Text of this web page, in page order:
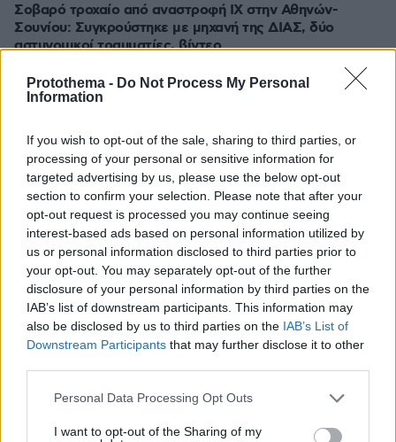
Protothema - Do Not Process My Personal
Information
If you wish to opt-out of the sale, sharing to third parties, or
processing of your personal or sensitive information for
targeted advertising by us, please use the below opt-out
section to confirm your selection. Please note that after your
opt-out request is processed you may continue seeing
interest-based ads based on personal information utilized by
us or personal information disclosed to third parties prior to
your opt-out. You may separately opt-out of the further
disclosure of your personal information by third parties on the
IAB’s list of downstream participants. This information may
also be disclosed by us to third parties on the IAB’s List of
Downstream Participants that may further disclose it to other
Please note that this website/app uses one or more Google
not limited to your visit or usage behaviour. You may click to
Personal Data Processing Opt Outs
I want to opt-out of the Sharing of my
Σοβαρό τροχαίο από αναστροφή ΙΧ στην Αθηνών-
Σουνίου: Συγκρούστηκε με μηχανή της ΔΙΑΣ, δύο
αστυνομικοί τραυματίες, βίντεο
Βοκαριά: Στο λιμανάκι της Χίου όπου μια οικογένεια
πριν 9 λεπτά
Τα είδη κολοκυθιού και πώς τα μαγειρεύουμε
πριν 14 λεπτά
Καταγγελία για νυχτερινή είσοδο ισραηλινών
στρατευμάτων σε χωριό του Λιβάνου, η απάντηση του
Ισραήλ
πριν 17 λεπτά
Καρέτσας και Τζόλης στα «μαχαίρια» – Το ελληνικό
«ραντεβού» που κλέβει την παράσταση
πριν 31 λεπτά
Η αμυντική συμφωνία με Πακιστάν και Σαουδική Αραβία
πριν 38 λεπτά
Νίκολιτς μετά το φιλικό με την Athens Kallithea: